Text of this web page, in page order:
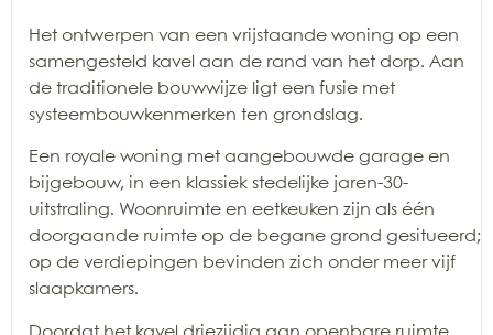
Het ontwerpen van een vrijstaande woning op een
samengesteld kavel aan de rand van het dorp. Aan
de traditionele bouwwijze ligt een fusie met
systeembouwkenmerken ten grondslag.
Een royale woning met aangebouwde garage en
bijgebouw, in een klassiek stedelijke jaren-30-
uitstraling. Woonruimte en eetkeuken zijn als één
doorgaande ruimte op de begane grond gesitueerd;
op de verdiepingen bevinden zich onder meer vijf
slaapkamers.